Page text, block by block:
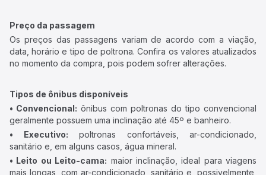
Preço da passagem
Os preços das passagens variam de acordo com a viação,
data, horário e tipo de poltrona. Confira os valores atualizados
no momento da compra, pois podem sofrer alterações.
Tipos de ônibus disponíveis
• Convencional: ônibus com poltronas do tipo convencional
geralmente possuem uma inclinação até 45º e banheiro.
• Executivo: poltronas confortáveis, ar-condicionado,
sanitário e, em alguns casos, água mineral.
• Leito ou Leito-cama: maior inclinação, ideal para viagens
mais longas, com ar-condicionado, sanitário e, possivelmente,